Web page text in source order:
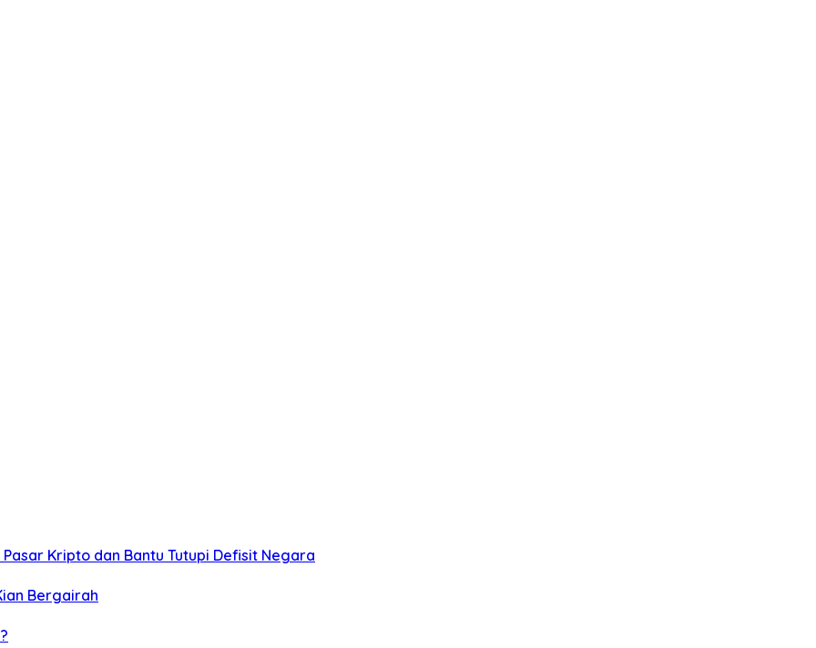
Kripto dan Bantu Tutupi Defisit Negara
Bergairah